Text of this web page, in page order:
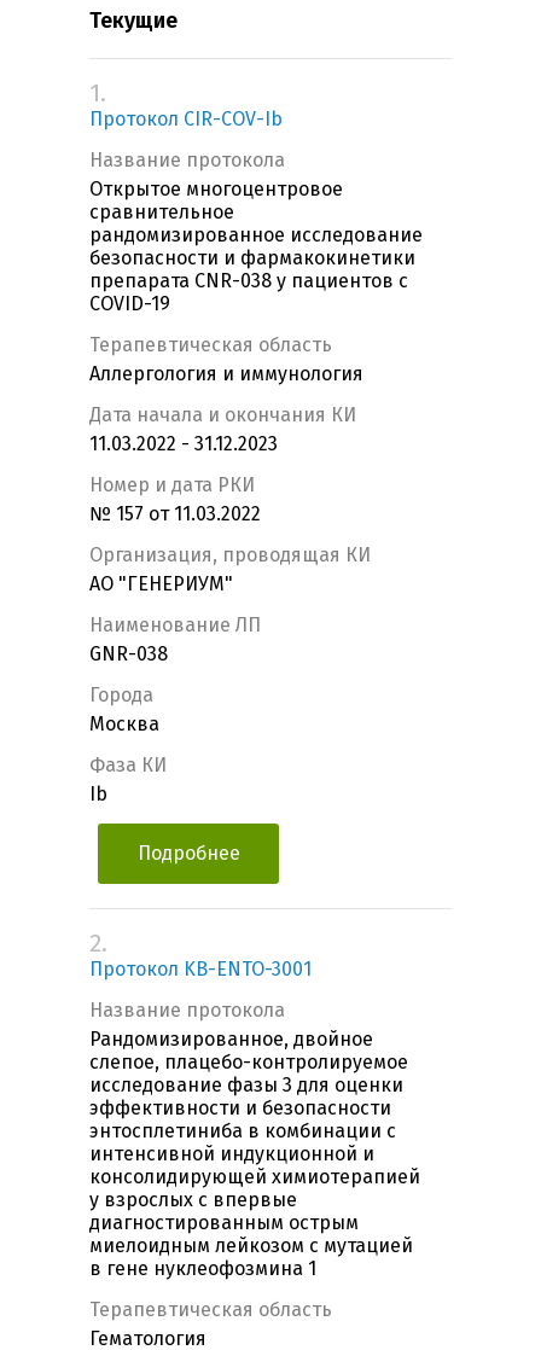
Текущие
1.
Протокол CIR-COV-Ib
Название протокола
Открытое многоцентровое
сравнительное
рандомизированное исследование
безопасности и фармакокинетики
препарата CNR-038 у пациентов с
COVID-19
Терапевтическая область
Аллергология и иммунология
Дата начала и окончания КИ
11.03.2022 - 31.12.2023
Номер и дата РКИ
№ 157 от 11.03.2022
Организация, проводящая КИ
АО "ГЕНЕРИУМ"
Наименование ЛП
GNR-038
Города
Москва
Фаза КИ
Ib
Подробнее
2.
Протокол KB-ENTO-3001
Название протокола
Рандомизированное, двойное
слепое, плацебо-контролируемое
исследование фазы 3 для оценки
эффективности и безопасности
энтосплетиниба в комбинации с
интенсивной индукционной и
консолидирующей химиотерапией
у взрослых c впервые
диагностированным острым
миелоидным лейкозом c мутацией
в гене нуклеофозмина 1
Терапевтическая область
Гематология